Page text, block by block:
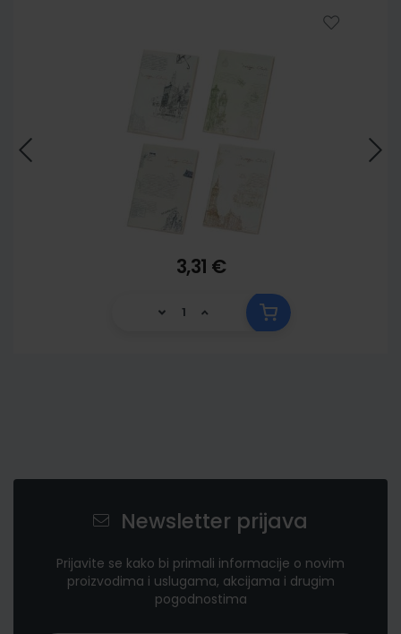
3,31 €
Newsletter prijava
Prijavite se kako bi primali informacije o novim
proizvodima i uslugama, akcijama i drugim
pogodnostima